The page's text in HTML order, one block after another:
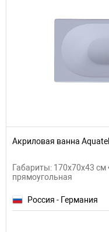
Акриловая ванна
Габариты: 170x70x43 см
прямоугольная
Россия - Германия